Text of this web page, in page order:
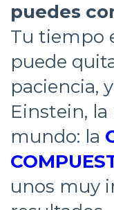
puedes
Tu tiempo
puede
paciencia,
Einstein,
mundo: la
unos muy